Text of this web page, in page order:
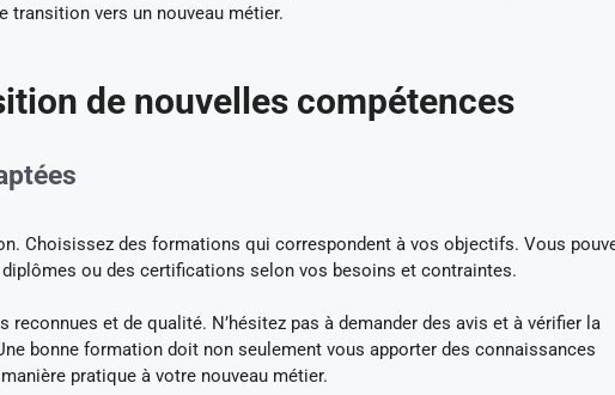
transition vers un nouveau métier.
de nouvelles compétences
Choisissez des formations qui correspondent à vos objectifs. Vous
ou des certifications selon vos besoins et contraintes.
reconnues et de qualité. N’hésitez pas à demander des avis et à vérifier la
bonne formation doit non seulement vous apporter des connaissances
pratique à votre nouveau métier.